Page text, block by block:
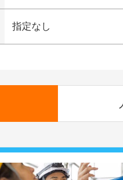
指定なし